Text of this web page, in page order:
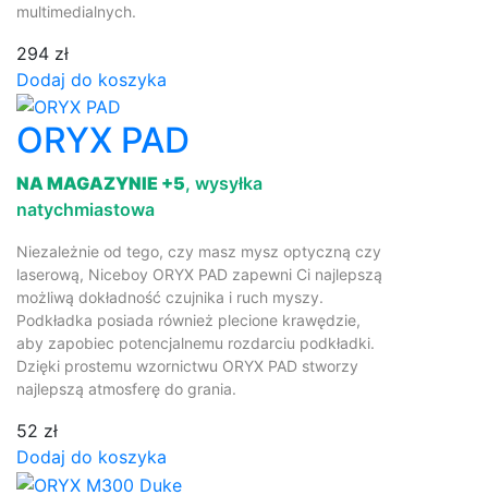
multimedialnych.
294 zł
Dodaj do koszyka
ORYX PAD
NA MAGAZYNIE +5, wysyłka
natychmiastowa
Niezależnie od tego, czy masz mysz optyczną czy
laserową, Niceboy ORYX PAD zapewni Ci najlepszą
możliwą dokładność czujnika i ruch myszy.
Podkładka posiada również plecione krawędzie,
aby zapobiec potencjalnemu rozdarciu podkładki.
Dzięki prostemu wzornictwu ORYX PAD stworzy
najlepszą atmosferę do grania.
52 zł
Dodaj do koszyka